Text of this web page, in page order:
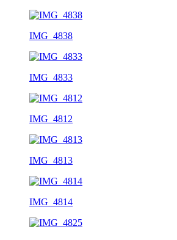
IMG_4838
IMG_4833
IMG_4812
IMG_4813
IMG_4814